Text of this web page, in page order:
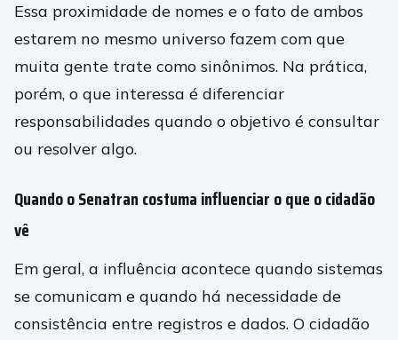
Essa proximidade de nomes e o fato de ambos
estarem no mesmo universo fazem com que
muita gente trate como sinônimos. Na prática,
porém, o que interessa é diferenciar
responsabilidades quando o objetivo é consultar
ou resolver algo.
Quando o Senatran costuma influenciar o que o cidadão
vê
Em geral, a influência acontece quando sistemas
se comunicam e quando há necessidade de
consistência entre registros e dados. O cidadão